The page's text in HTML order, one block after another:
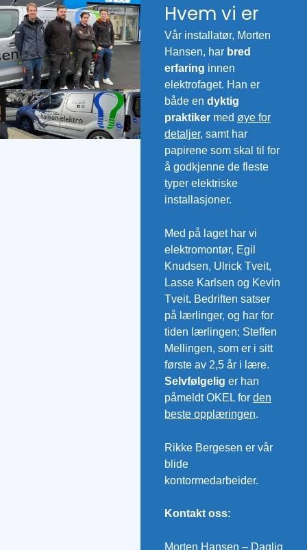
Hvem vi er
Vår installatør, Morten
Hansen, har bred
erfaring innen
elektrofaget. Han er
både endyktig
praktiker med øye for
detaljer, samt har
papirene som skal til for
å godkjenne de fleste
typer elektriske
installasjoner.
Med på laget har vi
elektromontør, Egil
Knudsen, Ulrick Tveit,
Lasse Karlsen og Kevin
Tveit. Bedriften satser
på lærlinger, og har for
tiden lærlingen; Steffen
Mellingen, som er i sitt
første av 2,5 år i lære.
Selvfølgelig er han
påmeldt OKEL forden
beste opplæringen.
Rikke Bergesen er vår
blide
kontormedarbeider.
Kontakt oss:
Morten Hansen – Daglig